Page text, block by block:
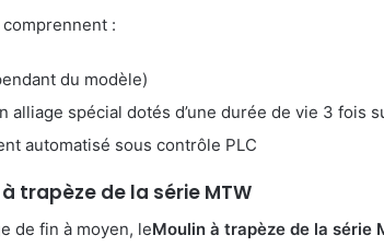
:
du modèle)
alliage spécial dotés d’une durée de vie 3 fois
automatisé sous contrôle PLC
trapèze de la série MTW
de fin à moyen, leMoulin à trapèze de la série